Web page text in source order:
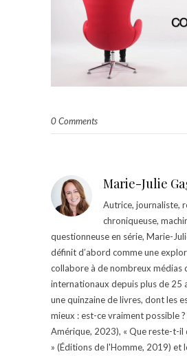
0 Comments
Marie-Julie
Autrice, journaliste,
chroniqueuse,
questionneuse en série, Marie-
définit d’abord comme une
collabore à de nombreux médias
internationaux depuis plus de 25
une quinzaine de livres, dont les
mieux : est-ce vraiment possible
Amérique, 2023), « Que reste-t-il
» (Éditions de l'Homme, 2019) et